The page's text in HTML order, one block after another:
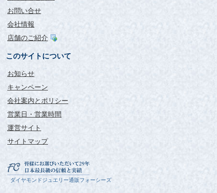
お問い合せ
会社情報
店舗のご紹介
このサイトについて
お知らせ
キャンペーン
会社案内とポリシー
営業日・営業時間
運営サイト
サイトマップ
ダイヤモンドジュエリー通販フォーシーズ